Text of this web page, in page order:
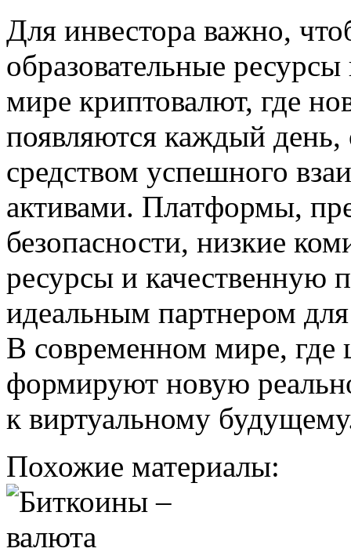
Для инвестора важно,
образовательные
мире криптовалют, где
появляются каждый день,
средством успешного
активами. Платформы,
безопасности, низкие
ресурсы и качественную
идеальным партнером
В современном мире, где
формируют новую
к виртуальному
Похожие материалы: